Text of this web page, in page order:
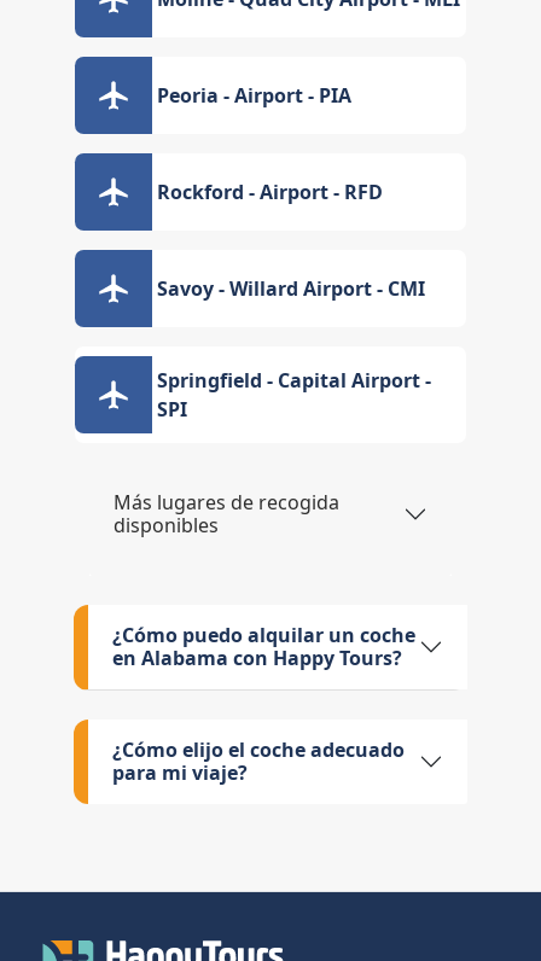
Peoria - Airport - PIA
Rockford - Airport - RFD
Savoy - Willard Airport - CMI
Springfield - Capital Airport -
SPI
Más lugares de recogida
disponibles
¿Cómo puedo alquilar un coche
en Alabama con Happy Tours?
¿Cómo elijo el coche adecuado
para mi viaje?